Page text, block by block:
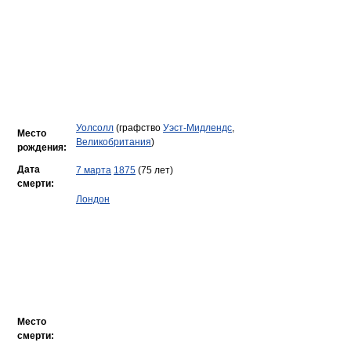
Место
рождения:
Уолсолл (графство Уэст-Мидлендс,
Великобритания)
Дата
смерти:
7 марта 1875 (75 лет)
Место
смерти:
Лондон